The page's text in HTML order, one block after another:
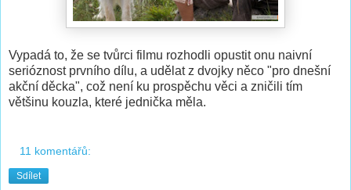
Vypadá to, že se tvůrci filmu rozhodli opustit onu naivní
serióznost prvního dílu, a udělat z dvojky něco "pro dnešní
akční děcka", což není ku prospěchu věci a zničili tím
většinu kouzla, které jednička měla.
11 komentářů:
Sdílet